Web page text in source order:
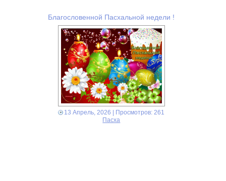
Благословенной Пасхальной недели !
13 Апрель, 2026 | Просмотров: 261
Пасха